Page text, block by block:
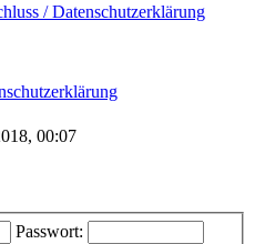
/ Datenschutzerklärung
00:07
Passwort: